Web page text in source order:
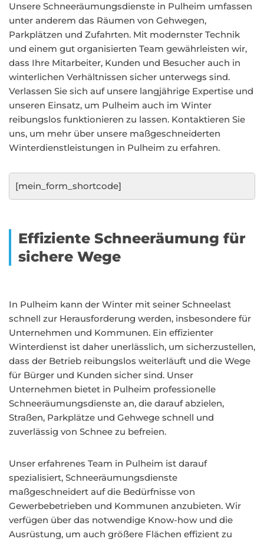
Unsere Schneeräumungsdienste in Pulheim umfassen
unter anderem das Räumen von Gehwegen,
Parkplätzen und Zufahrten. Mit modernster Technik
und einem gut organisierten Team gewährleisten wir,
dass Ihre Mitarbeiter, Kunden und Besucher auch in
winterlichen Verhältnissen sicher unterwegs sind.
Verlassen Sie sich auf unsere langjährige Expertise und
unseren Einsatz, um Pulheim auch im Winter
reibungslos funktionieren zu lassen. Kontaktieren Sie
uns, um mehr über unsere maßgeschneiderten
Winterdienstleistungen in Pulheim zu erfahren.
[mein_form_shortcode]
Effiziente Schneeräumung für
sichere Wege
In Pulheim kann der Winter mit seiner Schneelast
schnell zur Herausforderung werden, insbesondere für
Unternehmen und Kommunen. Ein effizienter
Winterdienst ist daher unerlässlich, um sicherzustellen,
dass der Betrieb reibungslos weiterläuft und die Wege
für Bürger und Kunden sicher sind. Unser
Unternehmen bietet in Pulheim professionelle
Schneeräumungsdienste an, die darauf abzielen,
Straßen, Parkplätze und Gehwege schnell und
zuverlässig von Schnee zu befreien.
Unser erfahrenes Team in Pulheim ist darauf
spezialisiert, Schneeräumungsdienste
maßgeschneidert auf die Bedürfnisse von
Gewerbebetrieben und Kommunen anzubieten. Wir
verfügen über das notwendige Know-how und die
Ausrüstung, um auch größere Flächen effizient zu